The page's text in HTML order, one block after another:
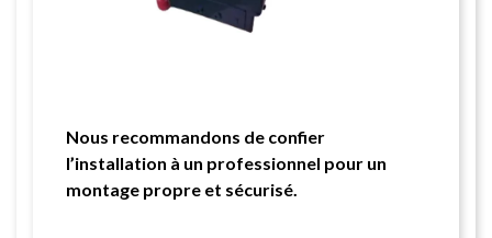
Nous recommandons de confier
l’installation à un professionnel pour un
montage propre et sécurisé.